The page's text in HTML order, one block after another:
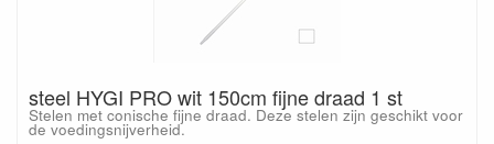
steel HYGI PRO wit 150cm fijne draad 1 st
Stelen met conische fijne draad. Deze stelen zijn geschikt voor
de voedingsnijverheid.